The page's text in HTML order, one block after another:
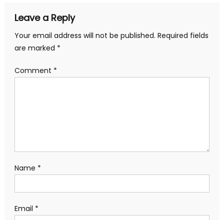
Leave a Reply
Your email address will not be published. Required fields
are marked *
Comment *
Name *
Email *